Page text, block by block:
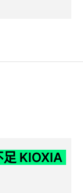
KIOXIA